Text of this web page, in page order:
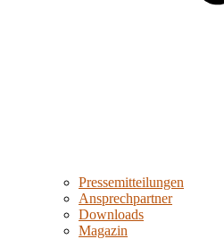
Pressemitteilungen
Ansprechpartner
Downloads
Magazin